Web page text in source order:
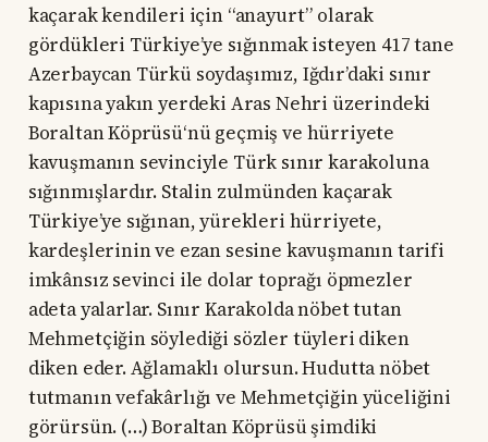
kaçarak kendileri için “anayurt” olarak
gördükleri Türkiye’ye sığınmak isteyen 417 tane
Azerbaycan Türkü soydaşımız, Iğdır’daki sınır
kapısına yakın yerdeki Aras Nehri üzerindeki
Boraltan Köprüsü‘nü geçmiş ve hürriyete
kavuşmanın sevinciyle Türk sınır karakoluna
sığınmışlardır. Stalin zulmünden kaçarak
Türkiye’ye sığınan, yürekleri hürriyete,
kardeşlerinin ve ezan sesine kavuşmanın tarifi
imkânsız sevinci ile dolar toprağı öpmezler
adeta yalarlar. Sınır Karakolda nöbet tutan
Mehmetçiğin söylediği sözler tüyleri diken
diken eder. Ağlamaklı olursun. Hudutta nöbet
tutmanın vefakârlığı ve Mehmetçiğin yüceliğini
görürsün. (…) Boraltan Köprüsü şimdiki